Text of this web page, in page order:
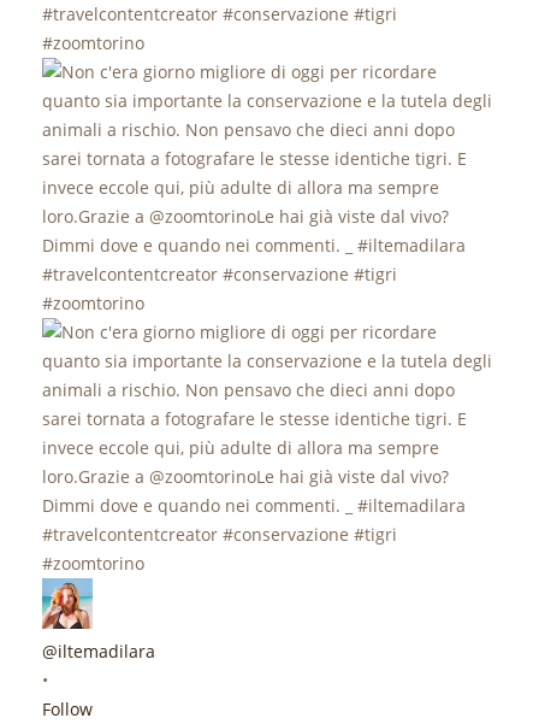
@iltemadilara
•
Follow